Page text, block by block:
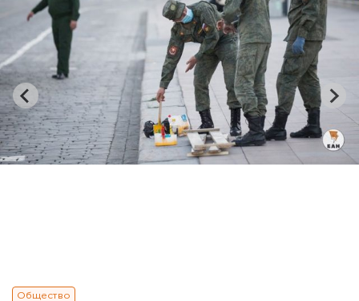
Общество